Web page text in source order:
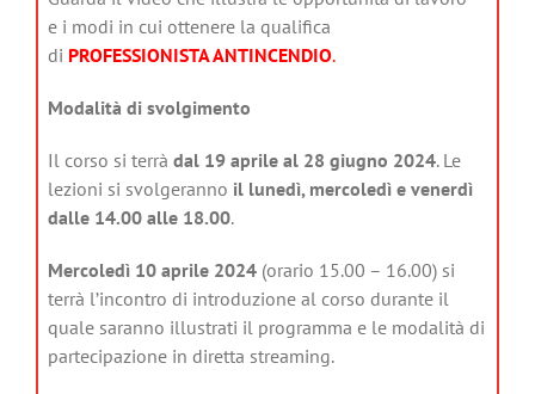
e i modi in cui ottenere la qualifica
di PROFESSIONISTA ANTINCENDIO.
Modalità di svolgimento
Il corso si terrà dal 19 aprile al 28 giugno 2024. Le
lezioni si svolgeranno il lunedì, mercoledì e venerdì
dalle 14.00 alle 18.00.
Mercoledì 10 aprile 2024(orario 15.00 – 16.00) si
terrà l’incontro di introduzione al corso durante il
quale saranno illustrati il programma e le modalità di
partecipazione in diretta streaming.